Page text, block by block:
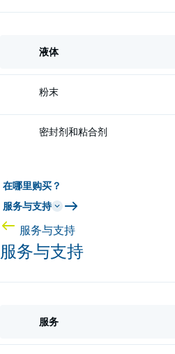
液体
粉末
密封剂和粘合剂
在哪里购买？
服务与支持
服务与支持
服务与支持
服务